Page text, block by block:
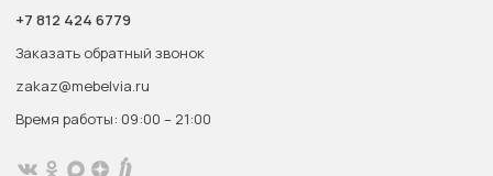
+7 812 424 6779
Заказать обратный звонок
zakaz@mebelvia.ru
Время работы: 09:00 – 21:00